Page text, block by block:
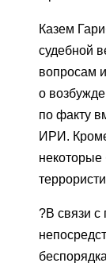
Казем
судебной
вопросам
о
по факту
ИРИ.
?В связи с